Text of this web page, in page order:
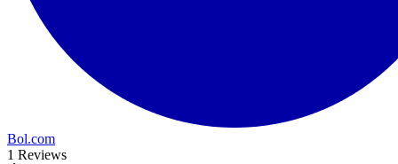
Bol.com
1 Reviews